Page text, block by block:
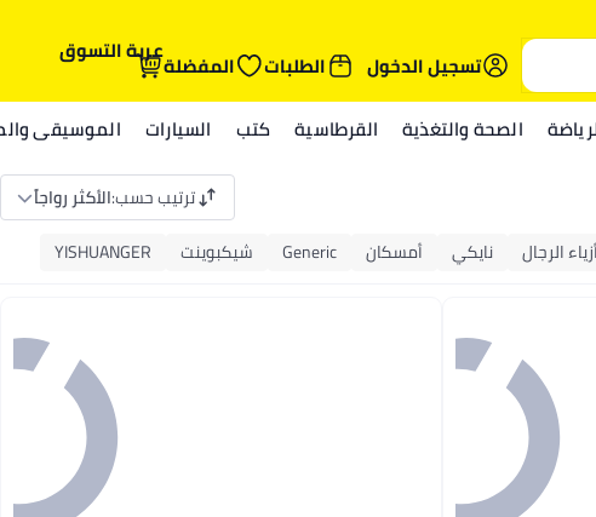
تسجيل الدخول
الطلبات المفضلةعربة التسوق
الصحة والتغذية القرطاسية كتب السيارات الموسيقى
ترتيب حسب:الأكثر رواجاً
أزياء الرجال نايكي أمسكان Generic شيكبوينت YISHUANGER